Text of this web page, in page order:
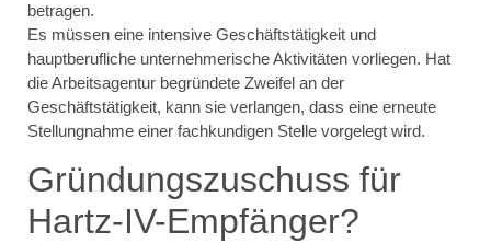
betragen.
Es müssen eine intensive Geschäftstätigkeit und
hauptberufliche unternehmerische Aktivitäten vorliegen. Hat
die Arbeitsagentur begründete Zweifel an der
Geschäftstätigkeit, kann sie verlangen, dass eine erneute
Stellungnahme einer fachkundigen Stelle vorgelegt wird.
Gründungszuschuss für
Hartz-IV-Empfänger?